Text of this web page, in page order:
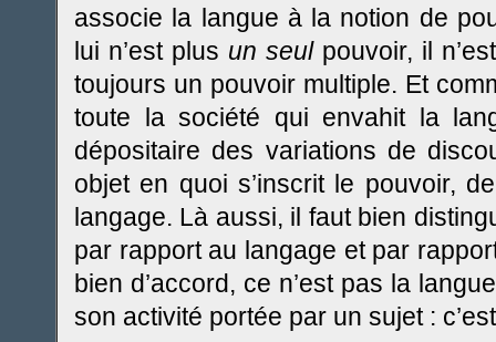
associe la langue à la notion de
lui n’est plus un seul pouvoir, il
toujours un pouvoir multiple. Et
toute la société qui envahit la
dépositaire des variations de
objet en quoi s’inscrit le pouvoir,
langage. Là aussi, il faut bien
par rapport au langage et par
bien d’accord, ce n’est pas la
son activité portée par un sujet :